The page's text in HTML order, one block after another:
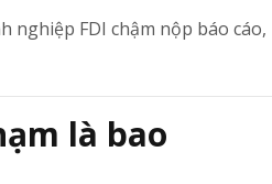
nghiệp FDI chậm nộp báo cáo,
là bao